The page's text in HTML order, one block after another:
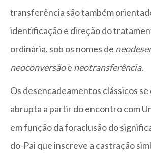
transferência são também
identificação e direção do
ordinária, sob os nomes de
neoconversãoe neotransferência.
Os desencadeamentos clássicos
abrupta a partir do encontro com
em função da foraclusão do
do-Pai que inscreve a castração